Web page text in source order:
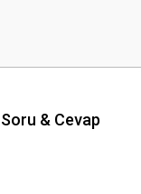
Soru & Cevap